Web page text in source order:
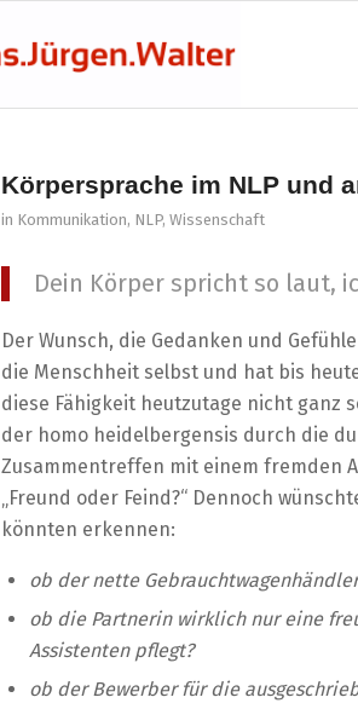
Körpersprache im NLP und
in Kommunikation, NLP, Wissenschaft
Dein Körper spricht so laut,
Der Wunsch, die Gedanken und
die Menschheit selbst und hat bis
diese Fähigkeit heutzutage nicht ganz
der homo heidelbergensis durch die
Zusammentreffen mit einem fremden
„Freund oder Feind?“ Dennoch
könnten erkennen:
ob der nette
ob die Partnerin wirklich nur eine
Assistenten pflegt?
ob der Bewerber für die